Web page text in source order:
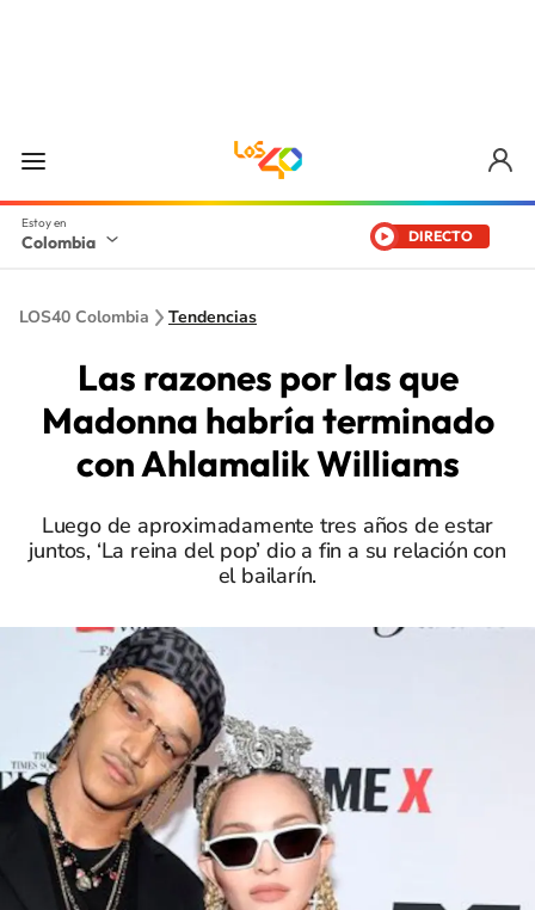
Colombia DIRECTO
LOS40 Colombia Tendencias
Las razones por las que
Madonna habría terminado
con Ahlamalik Williams
Luego de aproximadamente tres años de estar
juntos, ‘La reina del pop’ dio a fin a su relación con
el bailarín.